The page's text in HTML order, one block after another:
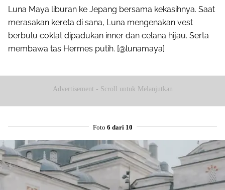
Luna Maya liburan ke Jepang bersama kekasihnya. Saat
merasakan kereta di sana, Luna mengenakan vest
berbulu coklat dipadukan inner dan celana hijau. Serta
membawa tas Hermes putih. [@lunamaya]
Advertisement - Scroll untuk Melanjutkan
Foto 6 dari 10